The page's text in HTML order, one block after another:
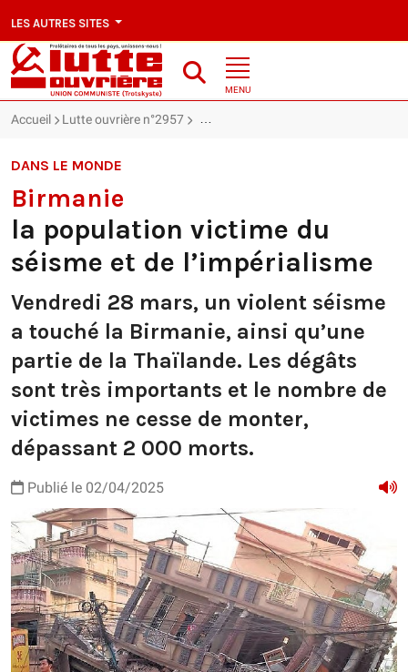
LES AUTRES SITES
MENU
Accueil Lutte ouvrière n°2957 Birmanie : la population victime du
DANS LE MONDE
Birmanie
la population victime du
séisme et de l’impérialisme
Vendredi 28 mars, un violent séisme
a touché la Birmanie, ainsi qu’une
partie de la Thaïlande. Les dégâts
sont très importants et le nombre de
victimes ne cesse de monter,
dépassant 2 000 morts.
Publié le 02/04/2025